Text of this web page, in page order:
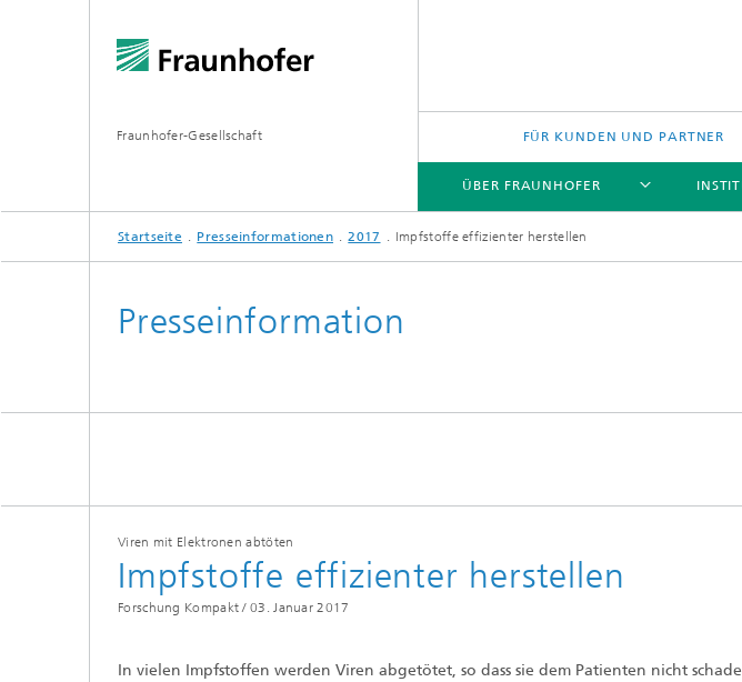
Fraunhofer-Gesellschaft FÜR KUNDEN UND PARTNER
ÜBER FRAUNHOFER
ÜBER FRAUNHOFER
INSTITUTE UND EINRICHTUNGEN
Fraunhofer-Allianzen
FORSCHUNG
Leitprojekte
Startseite Presseinformationen 2017 Impfstoffe effizienter herstellen
Presseinformation
Viren mit Elektronen abtöten
Impfstoffe effizienter herstellen
Forschung Kompakt / 03. Januar 2017
In vielen Impfstoffen werden Viren abgetötet, so dass sie dem Patienten nicht